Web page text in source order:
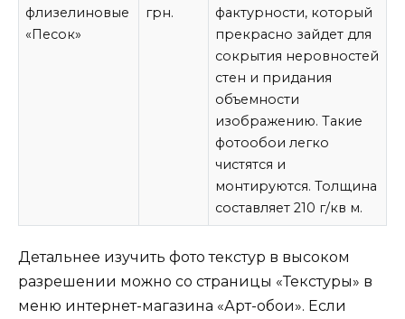
флизелиновые
«Песок»
грн.
фактурности, который
прекрасно зайдет для
сокрытия неровностей
стен и придания
объемности
изображению. Такие
фотообои легко
чистятся и
монтируются. Толщина
составляет 210 г/кв м.
Детальнее изучить фото текстур в высоком
разрешении можно со страницы «Текстуры» в
меню интернет-магазина «Арт-обои». Если